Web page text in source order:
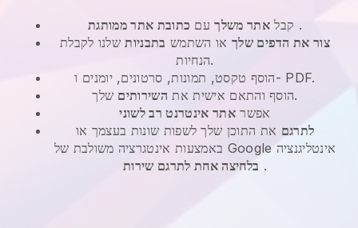
קבל אתר משלךעם כתובת אתר ממותגת
.
צור את הדפים שלך או השתמש בתבניותשלנו לקבלת
הנחיות.
הוסף טקסט, תמונות, סרטונים, יומנים ו- PDF.
הוסף והתאם אישית את השירותים
שלך.
אפשראתר אינטרנט רב לשוני
לתרגם את התוכן שלך לשפות שונות בעצמך או
באמצעות אינטגרציה משולבת של Google אינטליגנציה
בלחיצה אחת לתרגם שירות .